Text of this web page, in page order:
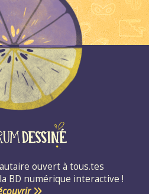
ouvert à tous.tes
BD numérique interactive !